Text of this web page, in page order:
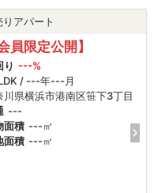
アパート
会員限定公開】
り ---%
/ ---年---月
川県横浜市港南区笹下3丁目
---
面積 ---㎡
面積 ---㎡